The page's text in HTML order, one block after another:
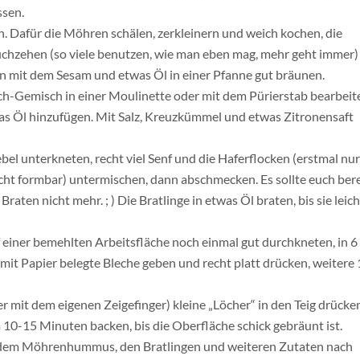
2011
ganz
Erdbeer-Dinkel-Muffins – weil jeder mal ’ne Pause
Erforderliche Felder sind mit markiert